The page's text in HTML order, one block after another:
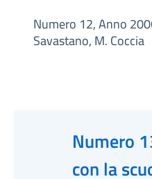
Numero 12, Anno
Savastano, M. Coccia
Numero
con la